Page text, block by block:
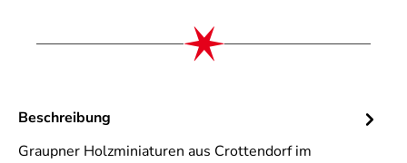
Beschreibung
Graupner Holzminiaturen aus Crottendorf im